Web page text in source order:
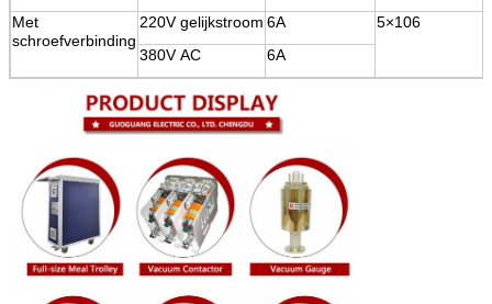
Met
schroefverbinding
220V gelijkstroom 6A 5×106
380V AC
6A